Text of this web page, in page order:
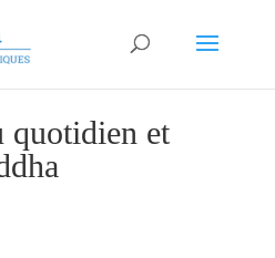
quotidien et